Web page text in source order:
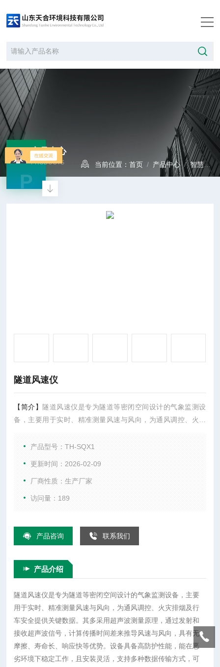
产品中心
PRODUCTS
P
当前位置：首页 / 产品中心/智慧公路
隧道风速仪
【简介】 隧道风速仪是专为隧道等密闭空间设计的气象监测设
备，主要用于实时、精准测量风速与风向，为通风调控、火灾
过发射和接收超声波信号，计算传播时间差来推导风速与风
输方式，可无缝对接控制系统，实现远程监控。
产品型号：TH-SQX1
更新时间：2026-02-09
厂商性质：生产厂家
访问量：189
产品咨询 联系我们
产品介绍
隧道风速仪是专为隧道等密闭空间设计的气象监测设备，主要
用于实时、精准测量风速与风向，为通风调控、火灾排烟及行
车安全提供关键数据。其多采用超声波测量原理，通过发射和
接收超声波信号，计算传播时间差来推导风速与风向，具有无
摩擦、寿命长、响应快等优势。设备具备高防护性能，能在恶
劣环境下稳定工作，且安装灵活，支持多种数据传输方式，可